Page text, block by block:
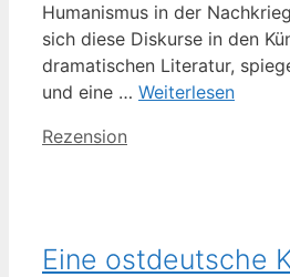
Huma­nis­mus in der
sich die­se Dis­kur­se in den
dra­ma­ti­schen Lite­ra­tur,
und eine … Wei­ter­le­sen
Kategorien
Rezension
Eine ostdeutsche